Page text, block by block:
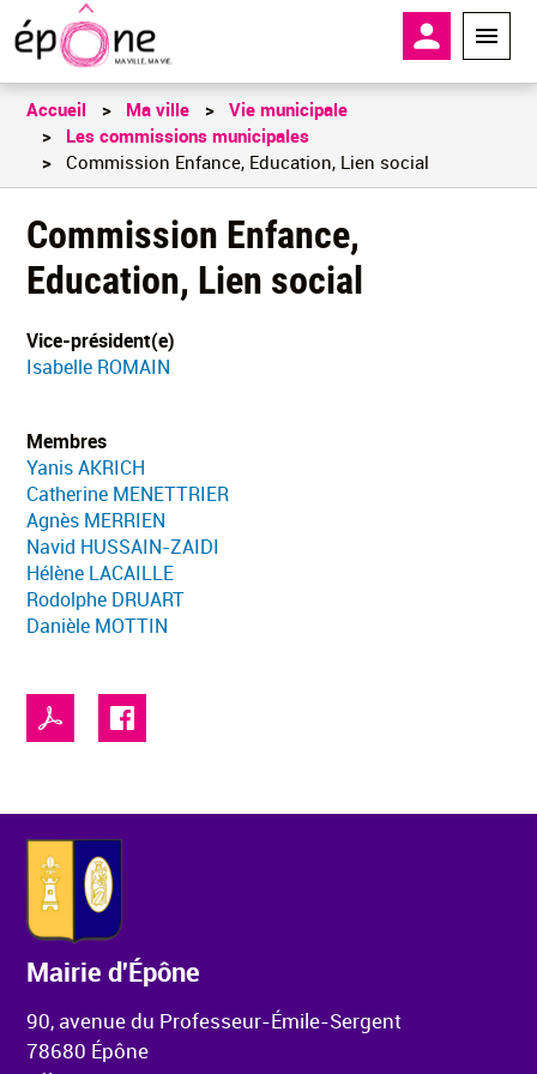
principal
En-tête -
Accueil Ma ville
Vie municipale
Les commissions municipales
Commission Enfance, Education, Lien social
Commission Enfance,
Education, Lien social
Vice-président(e)
Isabelle ROMAIN
Membres
Yanis AKRICH
Catherine MENETTRIER
Agnès MERRIEN
Navid HUSSAIN-ZAIDI
Hélène LACAILLE
Rodolphe DRUART
Danièle MOTTIN
Mairie d'Épône
90, avenue du Professeur-Émile-Sergent
78680 Épône